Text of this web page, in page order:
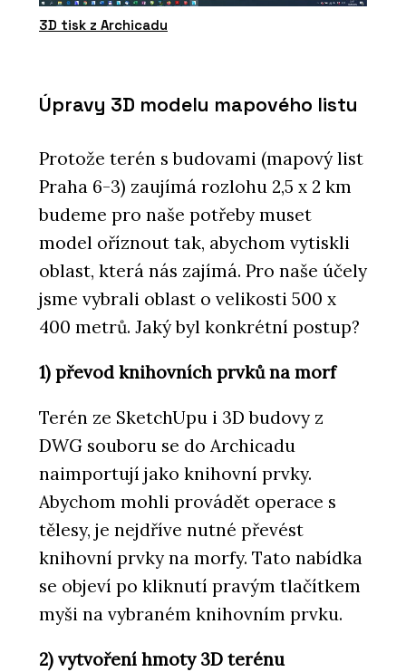
3D tisk z Archicadu
Úpravy 3D modelu mapového listu
Protože terén s budovami (mapový list
Praha 6-3) zaujímá rozlohu 2,5 x 2 km
budeme pro naše potřeby muset
model oříznout tak, abychom vytiskli
oblast, která nás zajímá. Pro naše účely
jsme vybrali oblast o velikosti 500 x
400 metrů. Jaký byl konkrétní postup?
1) převod knihovních prvků na morf
Terén ze SketchUpu i 3D budovy z
DWG souboru se do Archicadu
naimportují jako knihovní prvky.
Abychom mohli provádět operace s
tělesy, je nejdříve nutné převést
knihovní prvky na morfy. Tato nabídka
se objeví po kliknutí pravým tlačítkem
myši na vybraném knihovním prvku.
2) vytvoření hmoty 3D terénu